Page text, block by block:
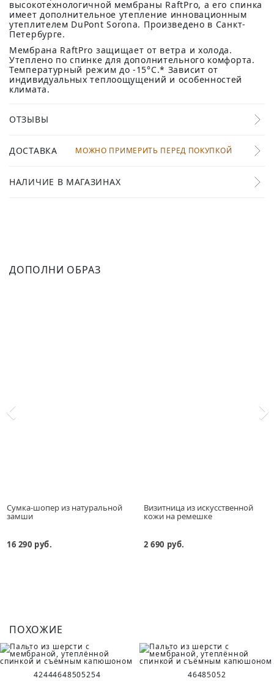
высокотехнологичной мембраны RaftPro, а его спинка
имеет дополнительное утепление инновационным
утеплителем DuPont Sorona. Произведено в Санкт-
Петербурге.
Мембрана RaftPro защищает от ветра и холода.
Утеплено по спинке для дополнительного комфорта.
Температурный режим до -15°C.* Зависит от
индивидуальных теплоощущений и особенностей
климата.
ОТЗЫВЫ
ДОСТАВКА МОЖНО ПРИМЕРИТЬ ПЕРЕД ПОКУПКОЙ
НАЛИЧИЕ В МАГАЗИНАХ
ДОПОЛНИ ОБРАЗ
Сумка-шопер из натуральной
замши
16 290 руб.
Визитница из искусственной
кожи на ремешке
2 690 руб.
ПОХОЖИЕ
42444648505254 46485052